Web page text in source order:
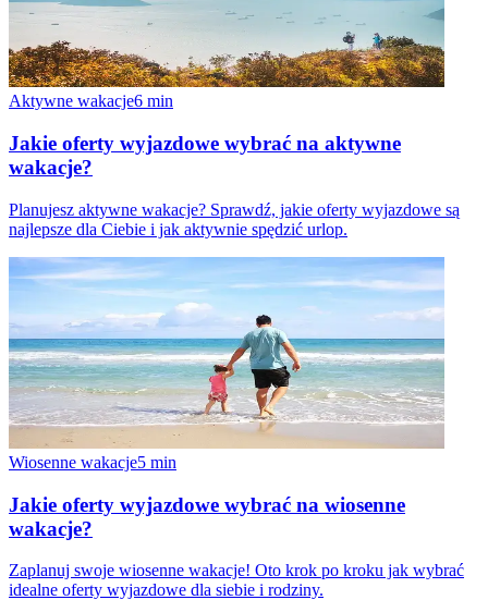
Aktywne wakacje6 min
Jakie oferty wyjazdowe wybrać na aktywne
wakacje?
Planujesz aktywne wakacje? Sprawdź, jakie oferty wyjazdowe są
najlepsze dla Ciebie i jak aktywnie spędzić urlop.
Wiosenne wakacje5 min
Jakie oferty wyjazdowe wybrać na wiosenne
wakacje?
Zaplanuj swoje wiosenne wakacje! Oto krok po kroku jak wybrać
idealne oferty wyjazdowe dla siebie i rodziny.